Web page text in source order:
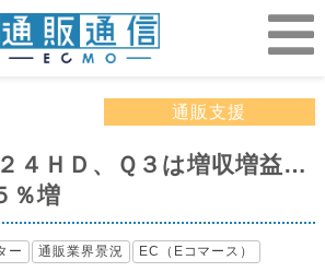
通販支援
４ＨＤ、Ｑ３は増収増益…
％増
ー 通販業界景況 EC（Eコマース）